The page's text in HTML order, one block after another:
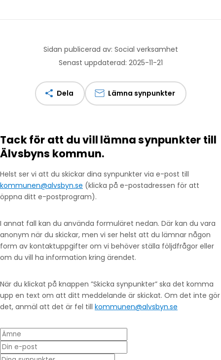
Sidan publicerad av: Social verksamhet
Senast uppdaterad: 2025-11-21
Dela Lämna synpunkter
Tack för att du vill lämna synpunkter till
Älvsbyns kommun.
Helst ser vi att du skickar dina synpunkter via e-post till
kommunen@alvsbyn.se (klicka på e-postadressen för att
öppna ditt e-postprogram).
I annat fall kan du använda formuläret nedan. Där kan du vara
anonym när du skickar, men vi ser helst att du lämnar någon
form av kontaktuppgifter om vi behöver ställa följdfrågor eller
om du vill ha information kring ärendet.
När du klickat på knappen ”Skicka synpunkter” ska det komma
upp en text om att ditt meddelande är skickat. Om det inte gör
det, anmäl att det är fel till kommunen@alvsbyn.se
Ämne
Din e-post
* Dina synpunkter